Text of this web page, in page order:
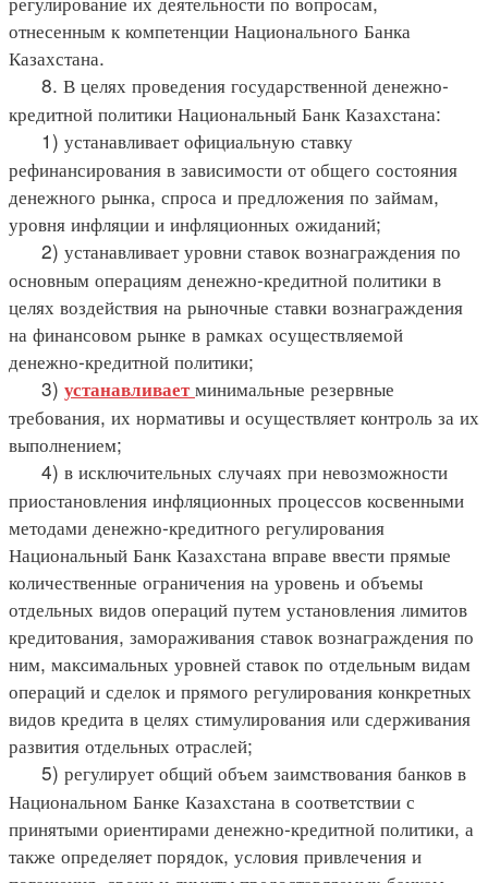
отнесенным к компетенции Национального Банка
Казахстана.
8. В целях проведения государственной денежно-
кредитной политики Национальный Банк Казахстана:
1) устанавливает официальную ставку
рефинансирования в зависимости от общего состояния
денежного рынка, спроса и предложения по займам,
уровня инфляции и инфляционных ожиданий;
2) устанавливает уровни ставок вознаграждения по
основным операциям денежно-кредитной политики в
целях воздействия на рыночные ставки вознаграждения
на финансовом рынке в рамках осуществляемой
денежно-кредитной политики;
3) устанавливаетминимальные резервные
требования, их нормативы и осуществляет контроль за их
выполнением;
4) в исключительных случаях при невозможности
приостановления инфляционных процессов косвенными
методами денежно-кредитного регулирования
Национальный Банк Казахстана вправе ввести прямые
количественные ограничения на уровень и объемы
отдельных видов операций путем установления лимитов
кредитования, замораживания ставок вознаграждения по
ним, максимальных уровней ставок по отдельным видам
операций и сделок и прямого регулирования конкретных
видов кредита в целях стимулирования или сдерживания
развития отдельных отраслей;
5) регулирует общий объем заимствования банков в
Национальном Банке Казахстана в соответствии с
принятыми ориентирами денежно-кредитной политики, а
также определяет порядок, условия привлечения и